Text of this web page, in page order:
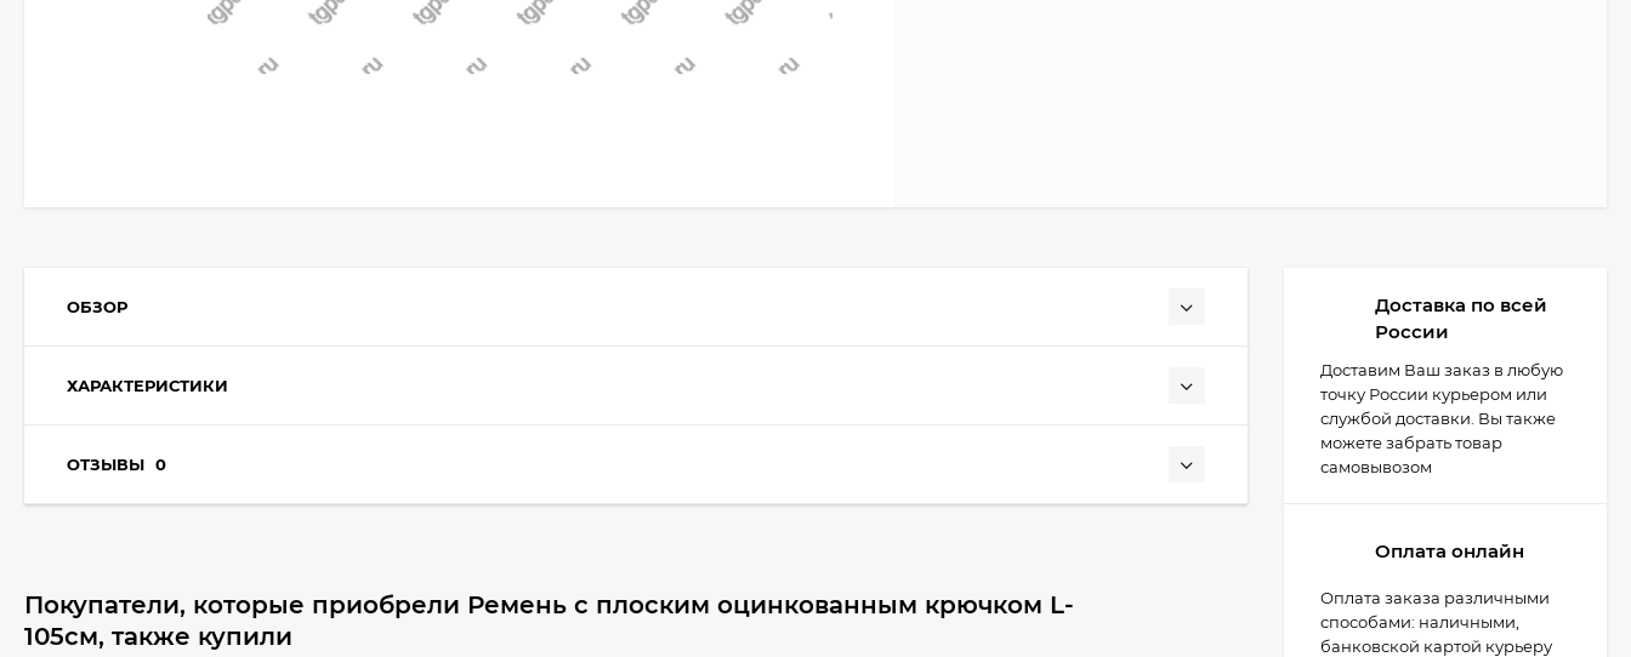
ОБЗОР
ХАРАКТЕРИСТИКИ
ОТЗЫВЫ 0
Покупатели, которые приобрели Ремень с плоским оцинкованным крючком L-
105см, также купили
Доставка по всей
России
Доставим Ваш заказ в любую
точку России курьером или
службой доставки. Вы также
можете забрать товар
самовывозом
Оплата онлайн
Оплата заказа различными
способами: наличными,
банковской картой курьеру